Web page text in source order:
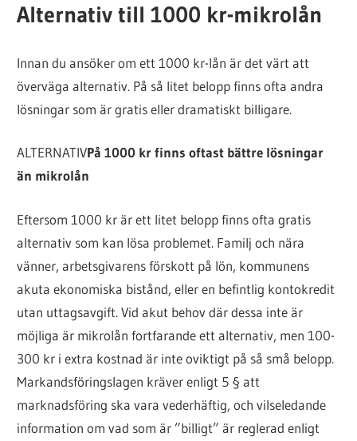
Alternativ till 1000 kr-mikrolån
Innan du ansöker om ett 1000 kr-lån är det värt att
överväga alternativ. På så litet belopp finns ofta andra
lösningar som är gratis eller dramatiskt billigare.
ALTERNATIVPå 1000 kr finns oftast bättre lösningar
än mikrolån
Eftersom 1000 kr är ett litet belopp finns ofta gratis
alternativ som kan lösa problemet. Familj och nära
vänner, arbetsgivarens förskott på lön, kommunens
akuta ekonomiska bistånd, eller en befintlig kontokredit
utan uttagsavgift. Vid akut behov där dessa inte är
möjliga är mikrolån fortfarande ett alternativ, men 100-
300 kr i extra kostnad är inte oviktigt på så små belopp.
Markandsföringslagen kräver enligt 5 § att
marknadsföring ska vara vederhäftig, och vilseledande
information om vad som är ”billigt” är reglerad enligt